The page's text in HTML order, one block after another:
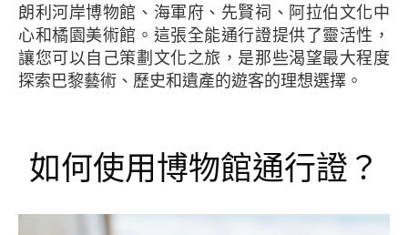
朗利河岸博物館、海軍府、先賢祠、阿拉伯文化中
心和橘園美術館。這張全能通行證提供了靈活性，
讓您可以自己策劃文化之旅，是那些渴望最大程度
探索巴黎藝術、歷史和遺產的遊客的理想選擇。
如何使用博物館通行證？